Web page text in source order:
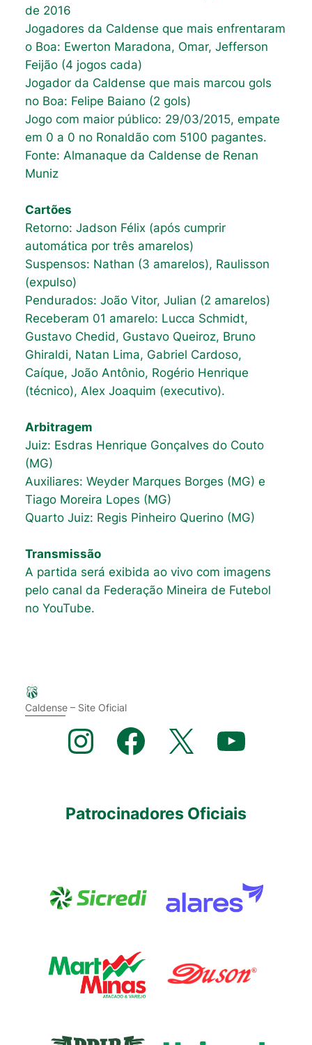
de 2016
Jogadores da Caldense que mais enfrentaram
o Boa: Ewerton Maradona, Omar, Jefferson
Feijão (4 jogos cada)
Jogador da Caldense que mais marcou gols
no Boa: Felipe Baiano (2 gols)
Jogo com maior público: 29/03/2015, empate
em 0 a 0 no Ronaldão com 5100 pagantes.
Fonte: Almanaque da Caldense de Renan
Muniz
Cartões
Retorno: Jadson Félix (após cumprir
automática por três amarelos)
Suspensos: Nathan (3 amarelos), Raulisson
(expulso)
Pendurados: João Vitor, Julian (2 amarelos)
Receberam 01 amarelo: Lucca Schmidt,
Gustavo Chedid, Gustavo Queiroz, Bruno
Ghiraldi, Natan Lima, Gabriel Cardoso,
Caíque, João Antônio, Rogério Henrique
(técnico), Alex Joaquim (executivo).
Arbitragem
Juiz: Esdras Henrique Gonçalves do Couto
(MG)
Auxiliares: Weyder Marques Borges (MG) e
Tiago Moreira Lopes (MG)
Quarto Juiz: Regis Pinheiro Querino (MG)
Transmissão
A partida será exibida ao vivo com imagens
pelo canal da Federação Mineira de Futebol
no YouTube.
Caldense – Site Oficial
Instagram Facebook X YouTube
Patrocinadores Oficiais